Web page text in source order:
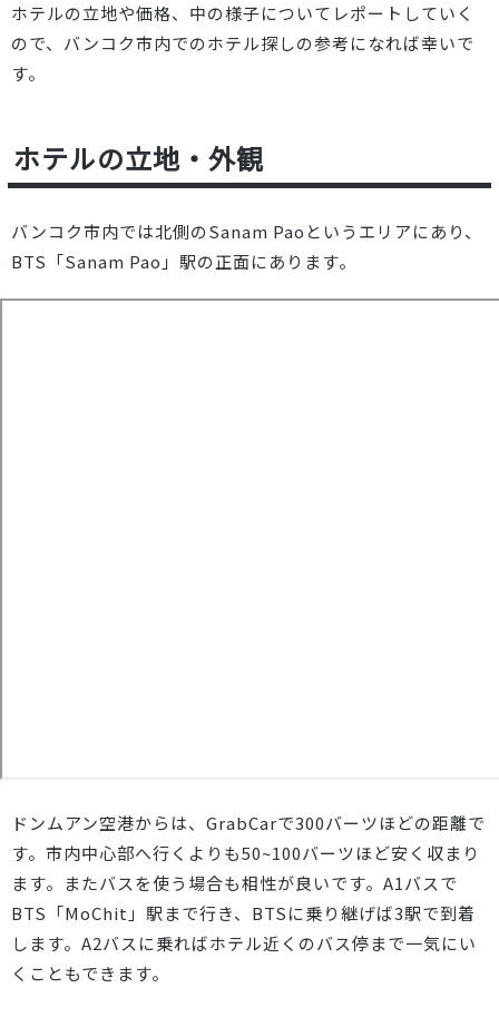
ホテルの立地や価格、中の様子についてレポートしていく
ので、バンコク市内でのホテル探しの参考になれば幸いで
す。
ホテルの立地・外観
バンコク市内では北側のSanam Paoというエリアにあり、
BTS「Sanam Pao」駅の正面にあります。
ドンムアン空港からは、GrabCarで300バーツほどの距離で
す。市内中心部へ行くよりも50~100バーツほど安く収まり
ます。またバスを使う場合も相性が良いです。A1バスで
BTS「MoChit」駅まで行き、BTSに乗り継げば3駅で到着
します。A2バスに乗ればホテル近くのバス停まで一気にい
くこともできます。